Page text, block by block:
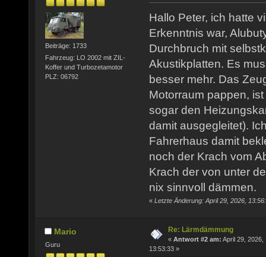
Beiträge: 1733
Fahrzeug: LO 2002 mit ZIL-
Koffer und Turbozetamotor
PLZ: 06792
Hallo Peter, ich hatte
Erkenntnis war,
Durchbruch mit
Akustikplatten. Es
besser mehr. Das
Motorraum pappen,
sogar den
damit ausgegleitet).
Fahrerhaus damit
noch der Krach vom
Krach der von unter
nix sinnvoll dämmen.
« Letzte Änderung: April 29, 2026,
Mario
Guru
Re: Lärmdämmung
« Antwort #2 am: April 29, 2026,
13:53:33 »